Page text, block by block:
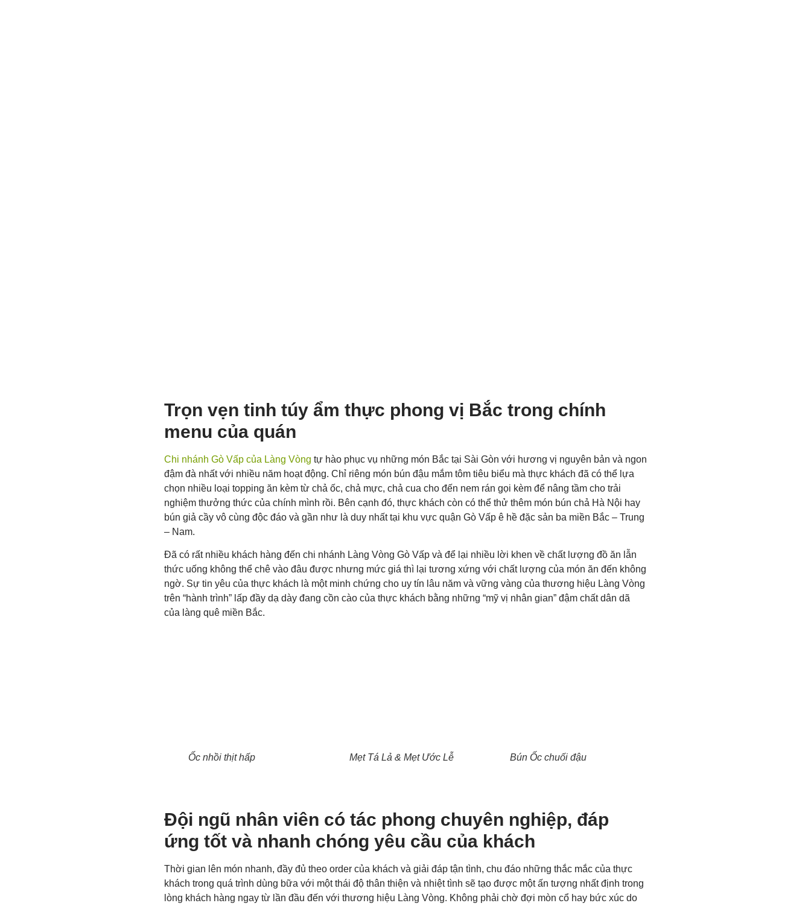
Trọn vẹn tinh túy ẩm thực phong vị Bắc trong chính
menu của quán
Chi nhánh Gò Vấp của Làng Vòng tự hào phục vụ những món Bắc tại Sài Gòn với hương vị nguyên bản và ngon
đậm đà nhất với nhiều năm hoạt động. Chỉ riêng món bún đậu mắm tôm tiêu biểu mà thực khách đã có thể lựa
chọn nhiều loại topping ăn kèm từ chả ốc, chả mực, chả cua cho đến nem rán gọi kèm để nâng tầm cho trải
nghiệm thưởng thức của chính mình rồi. Bên cạnh đó, thực khách còn có thể thử thêm món bún chả Hà Nội hay
bún giả cầy vô cùng độc đáo và gần như là duy nhất tại khu vực quận Gò Vấp ê hề đặc sản ba miền Bắc – Trung
– Nam.
Đã có rất nhiều khách hàng đến chi nhánh Làng Vòng Gò Vấp và để lại nhiều lời khen về chất lượng đồ ăn lẫn
thức uống không thể chê vào đâu được nhưng mức giá thì lại tương xứng với chất lượng của món ăn đến không
ngờ. Sự tin yêu của thực khách là một minh chứng cho uy tín lâu năm và vững vàng của thương hiệu Làng Vòng
trên “hành trình” lấp đầy dạ dày đang cồn cào của thực khách bằng những “mỹ vị nhân gian” đậm chất dân dã
của làng quê miền Bắc.
Ốc nhồi thịt hấp Mẹt Tá Lả & Mẹt Ước Lễ Bún Ốc chuối đậu
Đội ngũ nhân viên có tác phong chuyên nghiệp, đáp
ứng tốt và nhanh chóng yêu cầu của khách
Thời gian lên món nhanh, đầy đủ theo order của khách và giải đáp tận tình, chu đáo những thắc mắc của thực
khách trong quá trình dùng bữa với một thái độ thân thiện và nhiệt tình sẽ tạo được một ấn tượng nhất định trong
lòng khách hàng ngay từ lần đầu đến với thương hiệu Làng Vòng. Không phải chờ đợi mòn cổ hay bức xúc do